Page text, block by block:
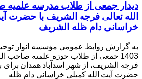
دیدار جمعی از طلاب مدرسه
الله تعالی فرجه الشریف با حضرت
خراسانی دام ظله الشریف
1403 جمعی از طلاب حوزه علمیه صاحب
فرجه الشریف، از شهر اسدآباد همدان برای
حضرت آیت الله کمیلی خراسانی دام ظله